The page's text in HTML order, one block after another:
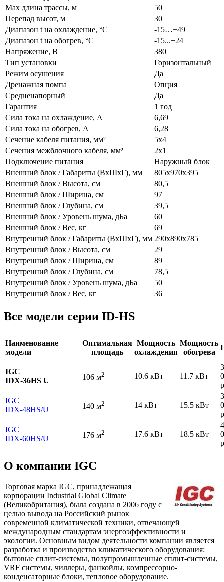
Max длина трассы, м
50
Перепад высот, м
30
Диапазон t на охлаждение, °С
-15…+49
Диапазон t на обогрев, °С
-15...+24
Напряжение, В
380
Тип установки
Горизонтальный
Режим осушения
Да
Дренажная помпа
Опция
Средненапорный
Да
Гарантия
1 год
Сила тока на охлаждение, А
6,69
Сила тока на обогрев, А
6,28
Сечение кабеля питания, мм²
5x4
Сечения межблочного кабеля, мм²
2x1
Подключение питания
Наружный блок
Внешний блок / Габариты (ВхШхГ), мм
805х970х395
Внешний блок / Высота, см
80,5
Внешний блок / Ширина, см
97
Внешний блок / Глубина, см
39,5
Внешний блок / Уровень шума, дБа
60
Внешний блок / Вес, кг
69
Внутренний блок / Габариты (ВхШхГ), мм 290х890х785
Внутренний блок / Высота, см
29
Внутренний блок / Ширина, см
89
Внутренний блок / Глубина, см
78,5
Внутренний блок / Уровень шума, дБа
50
Внутренний блок / Вес, кг
36
Все модели серии ID-HS
Наименование
модели
Оптимальная
площадь
Мощность
охлаждения
Мощность
обогрева
IGC
IDХ-36HS U
106 м2 10.6 кВт 11.7 кВт
IGC
IDХ-48HS/U 140 м2 14 кВт 15.5 кВт
IGC
IDХ-60HS/U 176 м2 17.6 кВт 18.5 кВт
О компании IGC
Торговая марка IGC, принадлежащая
корпорации Industrial Global Climate
(Великобритания), была создана в 2006 году с
целью вывода на Российский рынок
современной климатической техники, отвечающей
международным стандартам энергоэффективности и
экологии. Основным видом деятельности компании является
разработка и производство климатического оборудования:
бытовые сплит-системы, полупромышленные сплит-системы,
VRF системы, чиллеры, фанкойлы, компрессорно-
конденсаторные блоки, тепловое оборудование.